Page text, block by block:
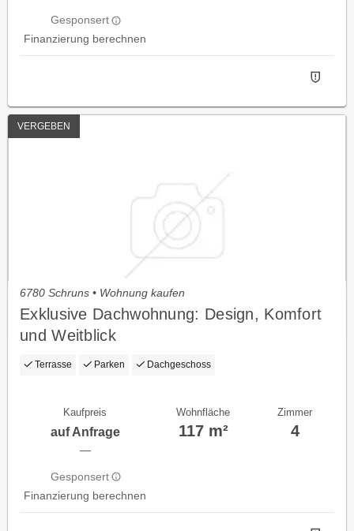
Gesponsert
Finanzierung berechnen
VERGEBEN
6780 Schruns • Wohnung kaufen
Exklusive Dachwohnung: Design, Komfort
und Weitblick
Terrasse Parken Dachgeschoss
Kaufpreis
auf Anfrage
—
Gesponsert
Finanzierung berechnen
Wohnfläche
117 m²
Zimmer
4